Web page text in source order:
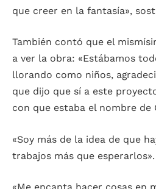
que creer en la fantasía»,
También contó que el
a ver la obra: «Estábamos
llorando como niños,
que dijo que sí a este
con que estaba el nombre de
«Soy más de la idea de que
trabajos más que esperarlos».